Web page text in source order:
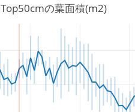
Top50cmの葉面積(m2)